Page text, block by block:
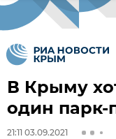
В Крыму
один
21:11 03.09.2021